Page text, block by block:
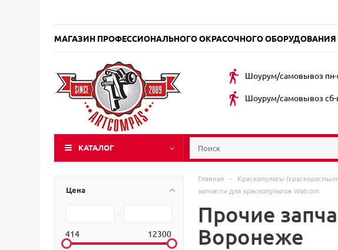
МАГАЗИН ПРОФЕССИОНАЛЬНОГО ОКРАСОЧНОГО ОБОРУДОВАНИЯ
Шоурум/самовывоз пн-
Шоурум/самовывоз сб-
КАТАЛОГ
Цена
414 12300
Главная - Краскопульты
запчасти для краскопультов Walcom
Прочие
Воронеже